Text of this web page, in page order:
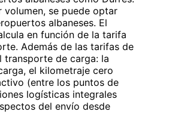
volumen, se puede optar
albaneses. El
en función de la tarifa
Además de las tarifas de
transporte de carga: la
el kilometraje cero
(entre los puntos de
logísticas integrales
del envío desde